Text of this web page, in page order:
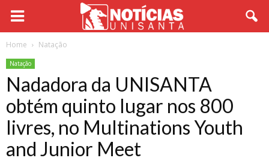
Home Natação
Natação
Nadadora da UNISANTA
obtém quinto lugar nos 800
livres, no Multinations Youth
and Junior Meet